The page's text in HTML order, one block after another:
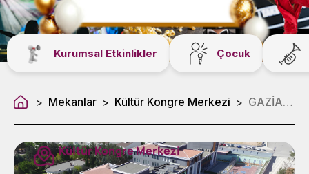
Kurumsal Etkinlikler Çocuk
> Mekanlar > Kültür Kongre Merkezi > GAZİANTEP BENİM KOLEJİ KÜLTÜR MERKEZİ
Kültür Kongre Merkezi